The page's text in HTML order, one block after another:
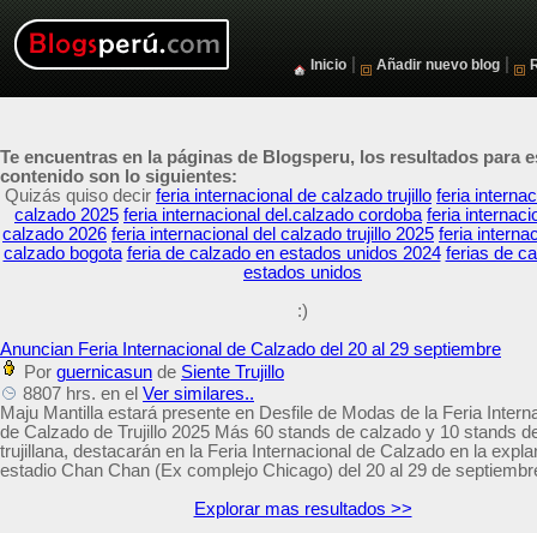
Inicio Añadir nuevo blog
Te encuentras en la páginas de Blogsperu, los resultados para
contenido son lo siguientes:
Quizás quiso decir feria internacional de calzado trujillo feria
calzado 2025 feria internacional del.calzado cordoba feria
calzado 2026 feria internacional del calzado trujillo 2025 feria
calzado bogota feria de calzado en estados unidos 2024 ferias de
estados unidos
:)
Anuncian Feria Internacional de Calzado del 20 al 29 septiembre
Por guernicasun de Siente Trujillo
8807 hrs. en el Ver similares..
Maju Mantilla estará presente en Desfile de Modas de la Feria
de Calzado de Trujillo 2025 Más 60 stands de calzado y 10 stands
trujillana, destacarán en la Feria Internacional de Calzado en la
estadio Chan Chan (Ex complejo Chicago) del 20 al 29 de
Explorar mas resultados >>